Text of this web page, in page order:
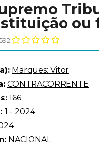
ou
Marques: Vitor
CONTRACORRENTE
166
1 - 2024
NACIONAL